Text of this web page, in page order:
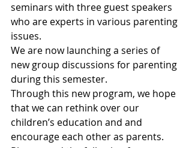
seminars with three guest speakers
who are experts in various parenting
issues.
We are now launching a series of
new group discussions for parenting
during this semester.
Through this new program, we hope
that we can rethink over our
children’s education and and
encourage each other as parents.